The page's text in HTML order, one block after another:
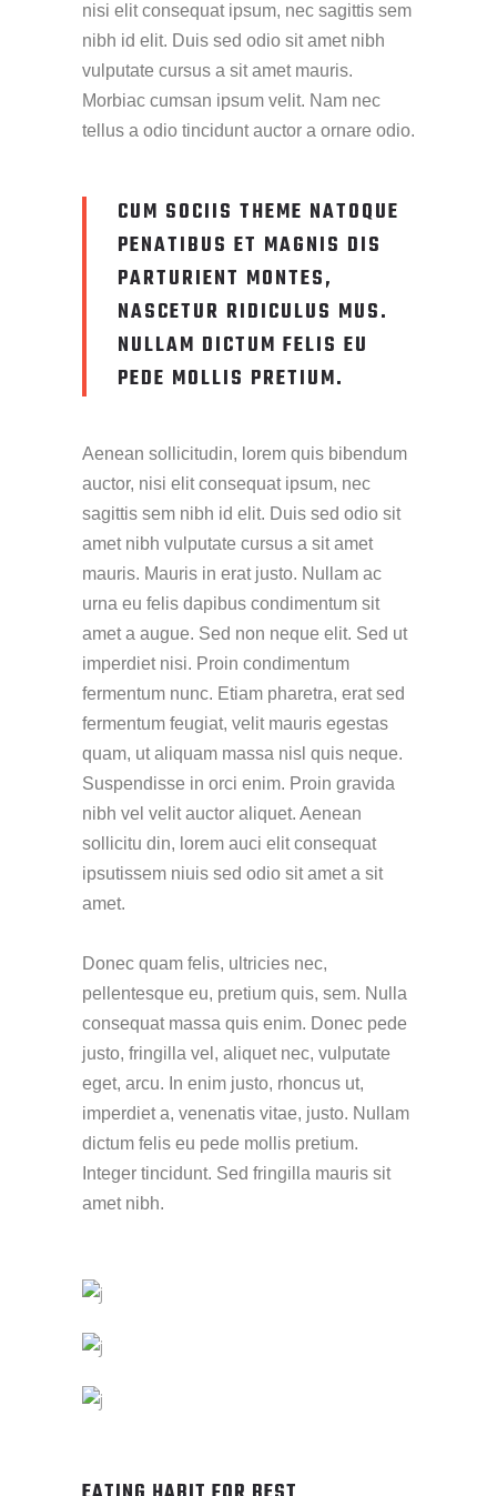
nisi elit consequat ipsum, nec sagittis sem
nibh id elit. Duis sed odio sit amet nibh
vulputate cursus a sit amet mauris.
Morbiac cumsan ipsum velit. Nam nec
tellus a odio tincidunt auctor a ornare odio.
CUM SOCIIS THEME NATOQUE
PENATIBUS ET MAGNIS DIS
PARTURIENT MONTES,
NASCETUR RIDICULUS MUS.
NULLAM DICTUM FELIS EU
PEDE MOLLIS PRETIUM.
Aenean sollicitudin, lorem quis bibendum
auctor, nisi elit consequat ipsum, nec
sagittis sem nibh id elit. Duis sed odio sit
amet nibh vulputate cursus a sit amet
mauris. Mauris in erat justo. Nullam ac
urna eu felis dapibus condimentum sit
amet a augue. Sed non neque elit. Sed ut
imperdiet nisi. Proin condimentum
fermentum nunc. Etiam pharetra, erat sed
fermentum feugiat, velit mauris egestas
quam, ut aliquam massa nisl quis neque.
Suspendisse in orci enim. Proin gravida
nibh vel velit auctor aliquet. Aenean
sollicitu din, lorem auci elit consequat
ipsutissem niuis sed odio sit amet a sit
amet.
Donec quam felis, ultricies nec,
pellentesque eu, pretium quis, sem. Nulla
consequat massa quis enim. Donec pede
justo, fringilla vel, aliquet nec, vulputate
eget, arcu. In enim justo, rhoncus ut,
imperdiet a, venenatis vitae, justo. Nullam
dictum felis eu pede mollis pretium.
Integer tincidunt. Sed fringilla mauris sit
amet nibh.